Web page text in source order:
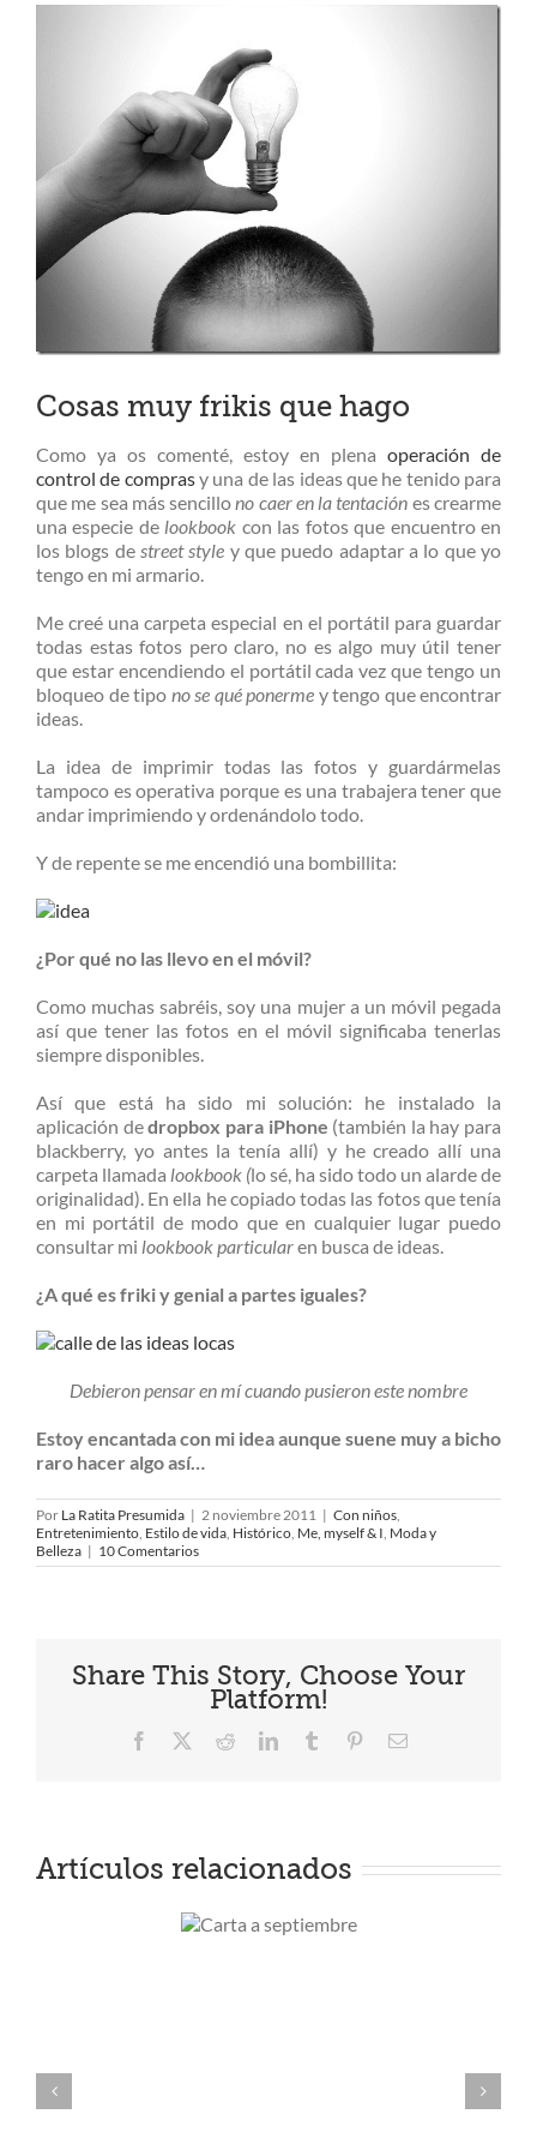
Cosas muy frikis que hago
Como ya os comenté, estoy en plena operación de
control de comprasy una de las ideas que he tenido para
que me sea más sencillono caer en la tentación es crearme
una especie de lookbook con las fotos que encuentro en
los blogs de street style y que puedo adaptar a lo que yo
tengo en mi armario.
Me creé una carpeta especial en el portátil para guardar
todas estas fotos pero claro, no es algo muy útil tener
que estar encendiendo el portátil cada vez que tengo un
bloqueo de tipo no se qué ponerme y tengo que encontrar
ideas.
La idea de imprimir todas las fotos y guardármelas
tampoco es operativa porque es una trabajera tener que
andar imprimiendo y ordenándolo todo.
Y de repente se me encendió una bombillita:
¿Por qué no las llevo en el móvil?
Como muchas sabréis, soy una mujer a un móvil pegada
así que tener las fotos en el móvil significaba tenerlas
siempre disponibles.
Así que está ha sido mi solución: he instalado la
aplicación dedropbox para iPhone (también la hay para
blackberry, yo antes la tenía allí) y he creado allí una
carpeta llamada lookbook (lo sé, ha sido todo un alarde de
originalidad). En ella he copiado todas las fotos que tenía
en mi portátil de modo que en cualquier lugar puedo
consultar mi lookbook particularen busca de ideas.
¿A qué es friki y genial a partes iguales?
Debieron pensar en mí cuando pusieron este nombre
Estoy encantada con mi idea aunque suene muy a bicho
raro hacer algo así…
Por La Ratita Presumida | 2 noviembre 2011 | Con niños
Entretenimiento Estilo de vida Histórico Me, myself & I Moda y
Belleza | 10 Comentarios
Share This Story, Choose Your
Platform!
Facebook RedditLinkedInTumblr PinterestCorreo
Artículos relacionados